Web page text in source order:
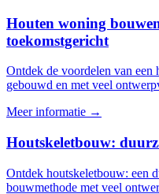
Houten woning
toekomstgericht
Ontdek de voordelen van een
gebouwd en met veel
Meer informatie →
Houtskeletbouw:
Ontdek houtskeletbouw: een
bouwmethode met veel